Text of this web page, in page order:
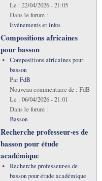
Le : 22/04/2026 - 21:05
Dans le forum :
Evénements et infos
Compositions africaines
pour basson
Compositions africaines pour
basson
ParFdB
Nouveau commentaire de : FdB
Le : 06/04/2026 - 21:01
Dans le forum :
Basson
Recherche professeur·es de
basson pour étude
académique
Recherche professeur·es de
basson pour étude académique